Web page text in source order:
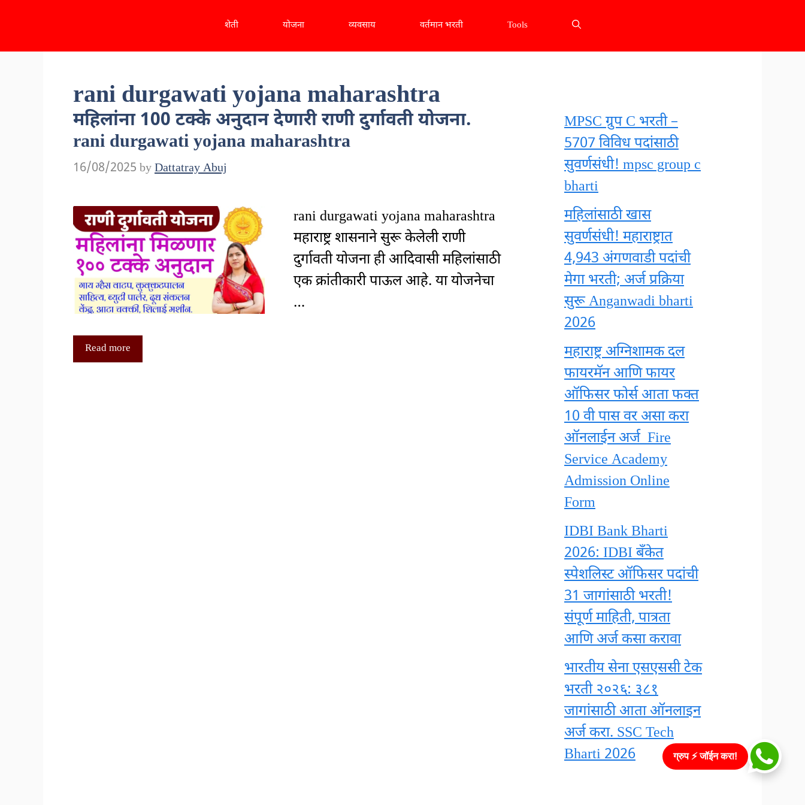
content
शेती योजना व्यवसाय वर्तमान भरती Tools
rani durgawati yojana maharashtra
महिलांना 100 टक्के अनुदान देणारी राणी दुर्गावती योजना.
rani durgawati yojana maharashtra
16/08/2025 byDattatray Abuj
rani durgawati yojana maharashtra
महाराष्ट्र शासनाने सुरू केलेली राणी
दुर्गावती योजना ही आदिवासी महिलांसाठी
एक क्रांतीकारी पाऊल आहे. या योजनेचा
…
Read more
MPSC ग्रुप C भरती –
5707 विविध पदांसाठी
सुवर्णसंधी! mpsc group c
bharti
महिलांसाठी खास
सुवर्णसंधी! महाराष्ट्रात
4,943 अंगणवाडी पदांची
मेगा भरती; अर्ज प्रक्रिया
सुरू Anganwadi bharti
2026
महाराष्ट्र अग्निशामक दल
फायरमॅन आणि फायर
ऑफिसर फोर्स आता फक्त
10 वी पास वर असा करा
ऑनलाईन अर्ज Fire
Service Academy
Admission Online
Form
IDBI Bank Bharti
2026: IDBI बँकेत
स्पेशलिस्ट ऑफिसर पदांची
31 जागांसाठी भरती!
संपूर्ण माहिती, पात्रता
आणि अर्ज कसा करावा
भारतीय सेना एसएससी टेक
भरती २०२६: ३८१
जागांसाठी आता ऑनलाइन
अर्ज करा. SSC Tech
Bharti 2026
ग्रुप ⚡ जॉईन करा!